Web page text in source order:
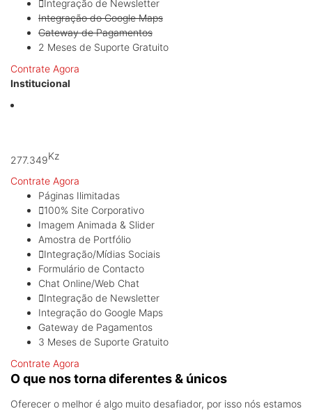
Integração de Newsletter
Integração do Google Maps
Gateway de Pagamentos
2 Meses de Suporte Gratuito
Contrate Agora
Institucional
277.349Kz
Contrate Agora
Páginas Ilimitadas
100% Site Corporativo
Imagem Animada & Slider
Amostra de Portfólio
Integração/Mídias Sociais
Formulário de Contacto
Chat Online/Web Chat
Integração de Newsletter
Integração do Google Maps
Gateway de Pagamentos
3 Meses de Suporte Gratuito
Contrate Agora
O que nos torna diferentes & únicos
Oferecer o melhor é algo muito desafiador, por isso nós estamos